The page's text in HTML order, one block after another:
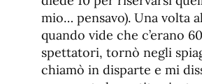
mio… pensavo). Una volta
quando vide che c’erano
spettatori, tornò negli
chiamò in disparte e mi